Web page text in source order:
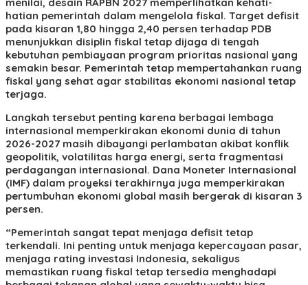
hatian pemerintah dalam mengelola fiskal. Target defisit
pada kisaran 1,80 hingga 2,40 persen terhadap PDB
menunjukkan disiplin fiskal tetap dijaga di tengah
kebutuhan pembiayaan program prioritas nasional yang
semakin besar. Pemerintah tetap mempertahankan ruang
fiskal yang sehat agar stabilitas ekonomi nasional tetap
terjaga.
Langkah tersebut penting karena berbagai lembaga
internasional memperkirakan ekonomi dunia di tahun
2026-2027 masih dibayangi perlambatan akibat konflik
geopolitik, volatilitas harga energi, serta fragmentasi
perdagangan internasional. Dana Moneter Internasional
(IMF) dalam proyeksi terakhirnya juga memperkirakan
pertumbuhan ekonomi global masih bergerak di kisaran 3
persen.
“Pemerintah sangat tepat menjaga defisit tetap
terkendali. Ini penting untuk menjaga kepercayaan pasar,
menjaga rating investasi Indonesia, sekaligus
memastikan ruang fiskal tetap tersedia menghadapi